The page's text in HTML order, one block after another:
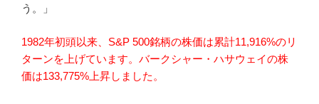
う。」
1982年初頭以来、S&P 500銘柄の株価は累計11,916%のリ
ターンを上げています。バークシャー・ハサウェイの株
価は133,775%上昇しました。